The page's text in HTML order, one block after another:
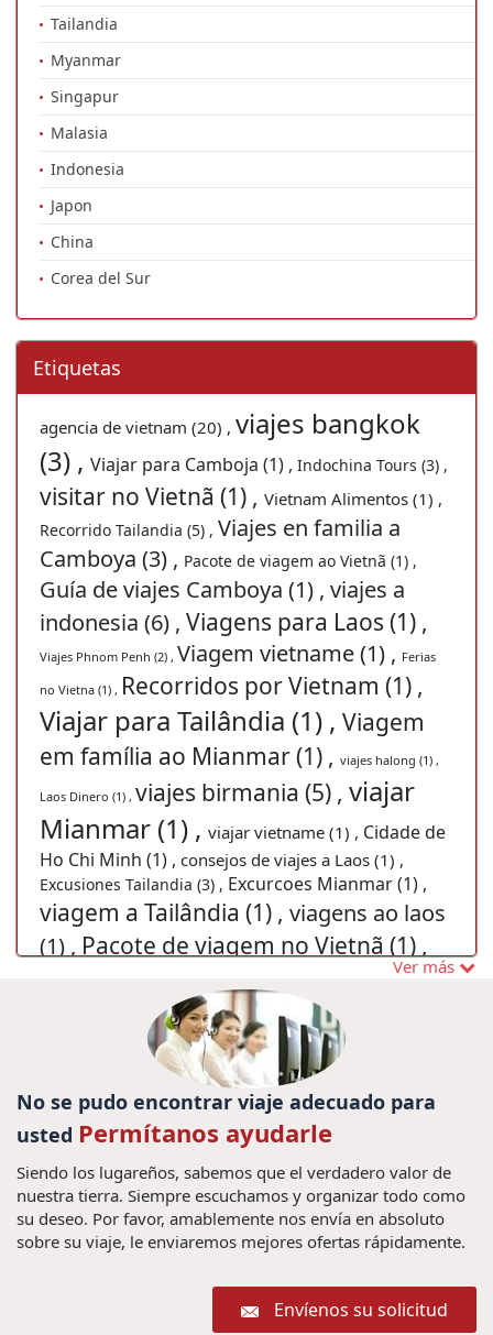
Tailandia
Myanmar
Singapur
Malasia
Indonesia
Japon
China
Corea del Sur
Etiquetas
agencia de vietnam (20) , viajes bangkok
(3) , Viajar para Camboja (1) , Indochina Tours (3) ,
visitar no Vietnã (1) , Vietnam Alimentos (1) ,
Recorrido Tailandia (5) , Viajes en familia a
Camboya (3) , Pacote de viagem ao Vietnã (1) ,
Guía de viajes Camboya (1) , viajes a
indonesia (6) , Viagens para Laos (1) ,
Viajes Phnom Penh (2) , Viagem vietname (1) , Ferias
no Vietna (1) , Recorridos por Vietnam (1) ,
Viajar para Tailândia (1) , Viagem
em família ao Mianmar (1) , viajes halong (1) ,
Laos Dinero (1) , viajes birmania (5) , viajar
Mianmar (1) , viajar vietname (1) , Cidade de
Ho Chi Minh (1) , consejos de viajes a Laos (1) ,
Excusiones Tailandia (3) , Excurcoes Mianmar (1) ,
viagem a Tailândia (1) , viagens ao laos
(1) , Pacote de viagem no Vietnã (1) ,
Viajes a Laos (14) ,
Bangkok Tailandia (2) ,Viagem ao Vietnã com crianças
vacaciones familiares en Vietnam (4) ,
viajes camboya myanmar (1) ,Yangon (1) ,Férias em Camboja
iajar a Vietnam (1) ,7 dias en Tailandia (2) ,
Los mejores lugares en Myanmar (1) ,Viagem em
família Laos (1) ,Lago Tonle Sap (1) ,
Mianmar (1) , viajes laos (9) ,buscar un viaje a
tailandia (3) ,Recorrido Vietnam (20) , cultura vietname
(1) ,Vietnam Transportes (1) ,Visados
Año Nuevo Lunar de Vietnam
guia de viaje de vietnam (1) ,Dicas de viagem do
Vietnam Gran Premio Tours
Ver más
No se pudo encontrar viaje adecuado para
usted Permítanos ayudarle
Siendo los lugareños, sabemos que el verdadero valor de
nuestra tierra. Siempre escuchamos y organizar todo como
su deseo. Por favor, amablemente nos envía en absoluto
sobre su viaje, le enviaremos mejores ofertas rápidamente.
Envíenos su solicitud